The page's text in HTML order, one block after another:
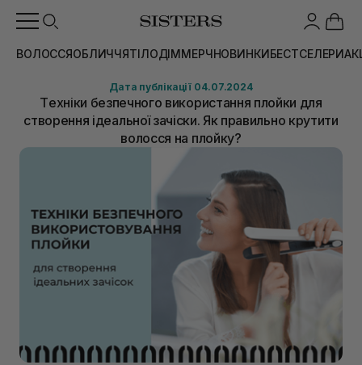
ВОЛОССЯОБЛИЧЧЯТІЛОДІММЕРЧНОВИНКИБЕСТСЕЛЕРИ
Дата публікації 04.07.2024
Tехніки безпечного використання плойки для
створення ідеальної зачіски. Як правильно крутити
волосся на плойку?